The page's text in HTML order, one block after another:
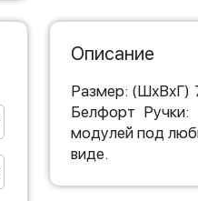
Описание
Размер: (ШхВхГ)
Белфорт Ручки:
модулей под
виде.